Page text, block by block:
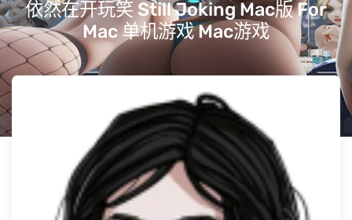
依然在开玩笑 Still Joking Mac版 For
Mac 单机游戏 Mac游戏